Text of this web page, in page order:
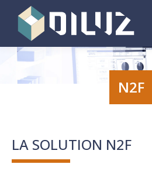
N2F
LA SOLUTION N2F